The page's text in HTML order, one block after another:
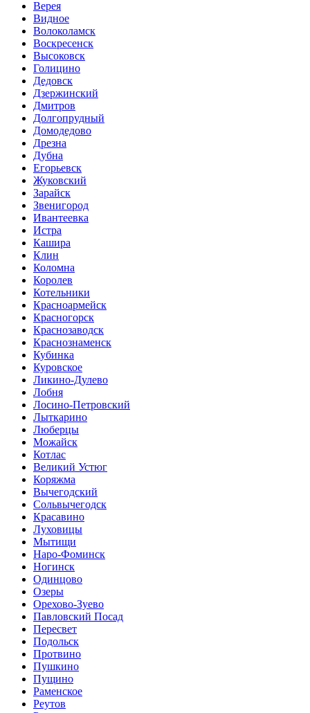
Верея
Видное
Волоколамск
Воскресенск
Высоковск
Голицино
Дедовск
Дзержинский
Дмитров
Долгопрудный
Домодедово
Дрезна
Дубна
Егорьевск
Жуковский
Зарайск
Звенигород
Ивантеевка
Истра
Кашира
Клин
Коломна
Королев
Котельники
Красноармейск
Красногорск
Краснозаводск
Краснознаменск
Кубинка
Куровское
Ликино-Дулево
Лобня
Лосино-Петровский
Лыткарино
Люберцы
Можайск
Котлас
Великий Устюг
Коряжма
Вычегодский
Сольвычегодск
Красавино
Луховицы
Мытищи
Наро-Фоминск
Ногинск
Одинцово
Озеры
Орехово-Зуево
Павловский Посад
Пересвет
Подольск
Протвино
Пушкино
Пущино
Раменское
Реутов